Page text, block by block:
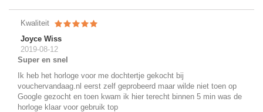
Kwaliteit
Joyce Wiss
2019-08-12
Super en snel
Ik heb het horloge voor me dochtertje gekocht bij
vouchervandaag.nl eerst zelf geprobeerd maar wilde niet toen op
Google gezocht en toen kwam ik hier terecht binnen 5 min was de
horloge klaar voor gebruik top